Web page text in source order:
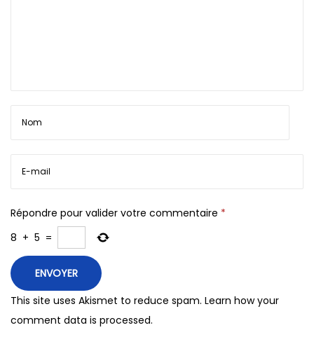
Répondre pour valider votre commentaire *
8 + 5 =
This site uses Akismet to reduce spam. Learn how your
comment data is processed.